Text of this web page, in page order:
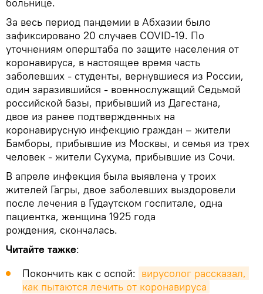
За весь период пандемии в Абхазии было
зафиксировано 20 случаев COVID-19. По
уточнениям оперштаба по защите населения от
коронавируса, в настоящее время часть
заболевших - студенты, вернувшиеся из России,
один заразившийся - военнослужащий Седьмой
российской базы, прибывший из Дагестана,
двое из ранее подтвержденных на
коронавирусную инфекцию граждан – жители
Бамборы, прибывшие из Москвы, и семья из трех
человек - жители Сухума, прибывшие из Сочи.
В апреле инфекция была выявлена у троих
жителей Гагры, двое заболевших выздоровели
после лечения в Гудаутском госпитале, одна
пациентка, женщина 1925 года
рождения, скончалась.
Читайте тажке:
Покончить как с оспой: вирусолог рассказал,
как пытаются лечить от коронавируса